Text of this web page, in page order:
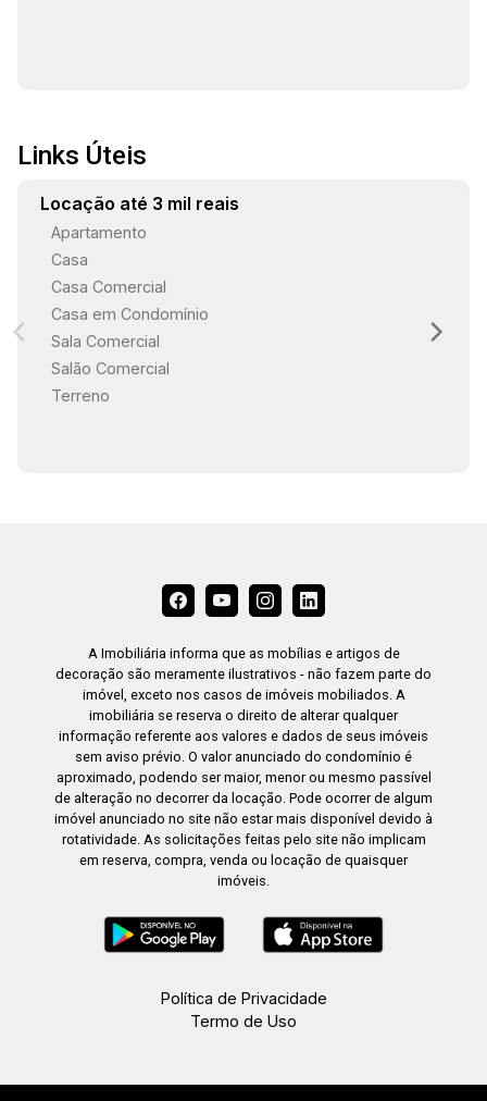
Links Úteis
Locação até 3 mil reais
Apartamento
Casa
Casa Comercial
Casa em Condomínio
Sala Comercial
Salão Comercial
Terreno
A Imobiliária informa que as mobílias e artigos de
decoração são meramente ilustrativos - não fazem parte do
imóvel, exceto nos casos de imóveis mobiliados. A
imobiliária se reserva o direito de alterar qualquer
informação referente aos valores e dados de seus imóveis
sem aviso prévio. O valor anunciado do condomínio é
aproximado, podendo ser maior, menor ou mesmo passível
de alteração no decorrer da locação. Pode ocorrer de algum
imóvel anunciado no site não estar mais disponível devido à
rotatividade. As solicitações feitas pelo site não implicam
em reserva, compra, venda ou locação de quaisquer
imóveis.
Política de Privacidade
Termo de Uso